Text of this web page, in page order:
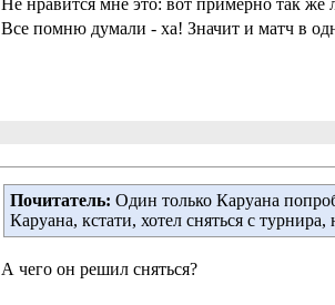
Не нравится мне это: вот примерно так
Все помню думали - ха! Значит и матч в
Почитатель: Один только Каруана
Каруана, кстати, хотел сняться с
А чего он решил сняться?